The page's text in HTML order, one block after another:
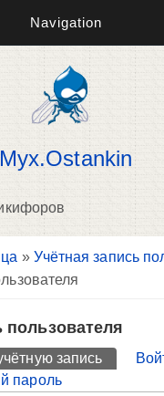
Navigation
Myx.Ostankin
» Учётная запись
пользователя
запись
пароль